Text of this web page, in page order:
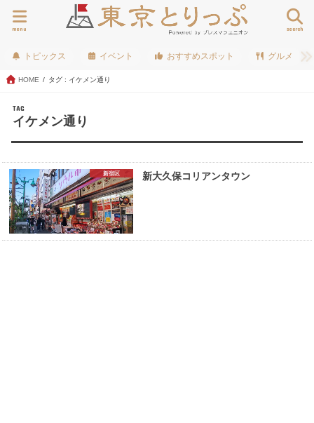
search
menu
トピックス イベント おすすめスポット グルメ
HOME タグ : イケメン通り
TAG
イケメン通り
新宿区 新大久保コリアンタウン